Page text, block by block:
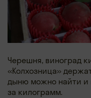
Черешня, виноград
«Колхозница»
дыню можно найти и
за килограмм.